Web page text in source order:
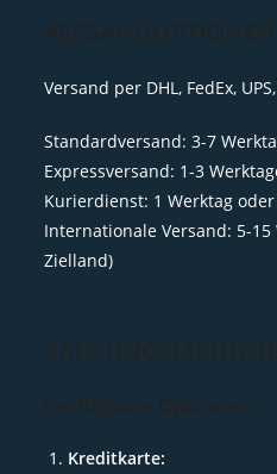
Versand per DHL, FedEx,
Standardversand: 3-7
Expressversand: 1-3
Kurierdienst: 1 Werktag
Internationale Versand: 5-
Zielland)
Kreditkarte: